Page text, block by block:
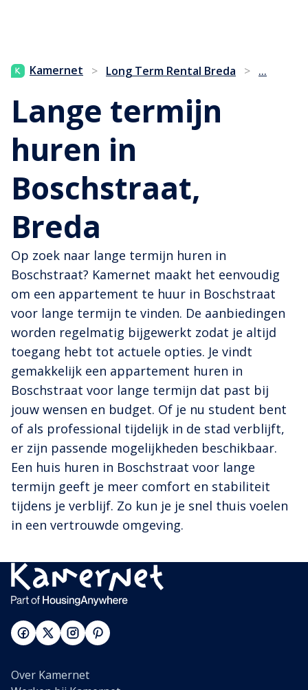
Kamernet > Long Term Rental Breda > ...
Lange termijn
huren in
Boschstraat,
Breda
Op zoek naar lange termijn huren in
Boschstraat? Kamernet maakt het eenvoudig
om een appartement te huur in Boschstraat
voor lange termijn te vinden. De aanbiedingen
worden regelmatig bijgewerkt zodat je altijd
toegang hebt tot actuele opties. Je vindt
gemakkelijk een appartement huren in
Boschstraat voor lange termijn dat past bij
jouw wensen en budget. Of je nu student bent
of als professional tijdelijk in de stad verblijft,
er zijn passende mogelijkheden beschikbaar.
Een huis huren in Boschstraat voor lange
termijn geeft je meer comfort en stabiliteit
tijdens je verblijf. Zo kun je je snel thuis voelen
in een vertrouwde omgeving.
Over Kamernet